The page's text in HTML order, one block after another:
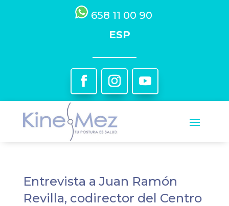
658 11 00 90
ESP
Entrevista a Juan Ramón
Revilla, codirector del Centro